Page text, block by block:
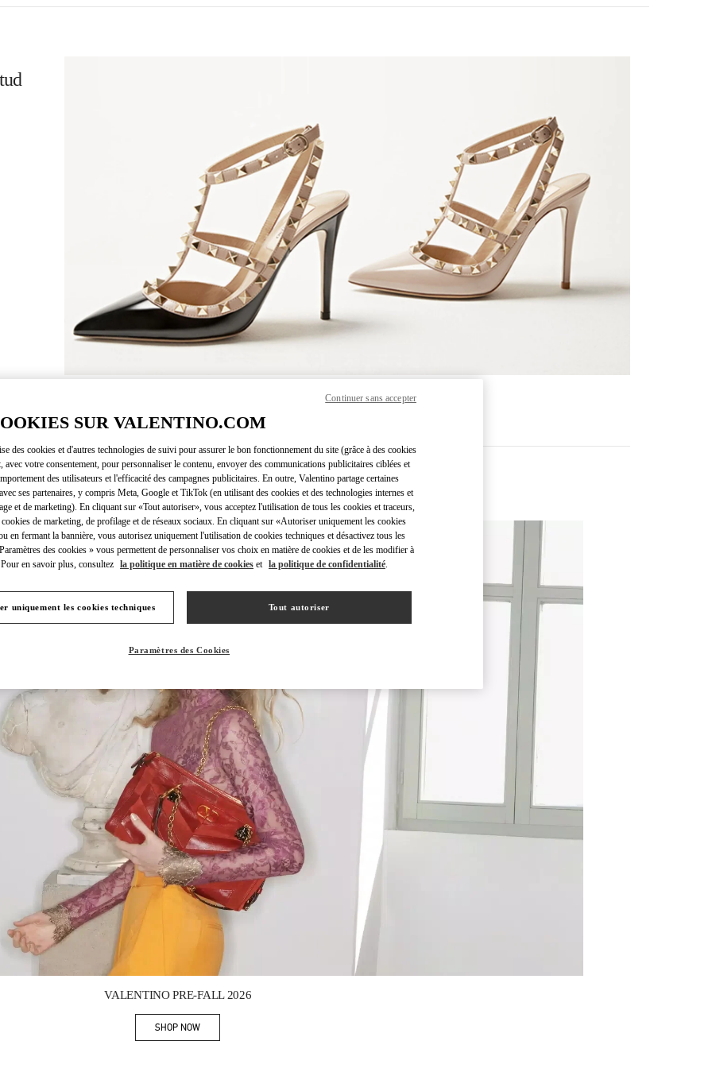
DÉCOUVRIR PLUS
Link Opens in New Tab
NOUVEAUTÉS
VALENTINO PRE-FALL 2026
SHOP NOWLink Opens in New Tab
SUR VALENTINO.COM
des cookies et d'autres technologies de suivi pour assurer le bon fonctionnement du site (grâce à des cookies
avec votre consentement, pour personnaliser le contenu, envoyer des communications publicitaires ciblées et
des utilisateurs et l'efficacité des campagnes publicitaires. En outre, Valentino partage certaines
ses partenaires, y compris Meta, Google et TikTok (en utilisant des cookies et des technologies internes et
et de marketing). En cliquant sur «Tout autoriser», vous acceptez l'utilisation de tous les cookies et traceurs,
de marketing, de profilage et de réseaux sociaux. En cliquant sur «Autoriser uniquement les cookies
en fermant la bannière, vous autorisez uniquement l'utilisation de cookies techniques et désactivez tous les
des cookies » vous permettent de personnaliser vos choix en matière de cookies et de les modifier à
en savoir plus, consultez la politique en matière de cookies et la politique de confidentialité.
uniquement les cookies techniques Tout autoriser
Paramètres des Cookies
Continuer sans accepter